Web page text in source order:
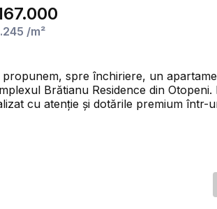
/m²
propunem, spre închiriere, un
Brătianu Residence din
cu atenție și dotările premium într-un spațiu
excelentă, într-o zonă liniștită
mobilier modern, o canapea extensibilă și acces
comandă și complet echipată, oferind
hotă, mașină de spălat vase și